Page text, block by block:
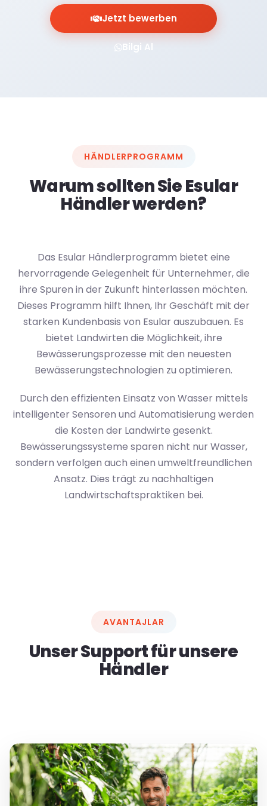
Jetzt bewerben
Bilgi Al
HÄNDLERPROGRAMM
Warum sollten Sie Esular
Händler werden?
Das Esular Händlerprogramm bietet eine
hervorragende Gelegenheit für Unternehmer, die
ihre Spuren in der Zukunft hinterlassen möchten.
Dieses Programm hilft Ihnen, Ihr Geschäft mit der
starken Kundenbasis von Esular auszubauen. Es
bietet Landwirten die Möglichkeit, ihre
Bewässerungsprozesse mit den neuesten
Bewässerungstechnologien zu optimieren.
Durch den effizienten Einsatz von Wasser mittels
intelligenter Sensoren und Automatisierung werden
die Kosten der Landwirte gesenkt.
Bewässerungssysteme sparen nicht nur Wasser,
sondern verfolgen auch einen umweltfreundlichen
Ansatz. Dies trägt zu nachhaltigen
Landwirtschaftspraktiken bei.
AVANTAJLAR
Unser Support für unsere
Händler